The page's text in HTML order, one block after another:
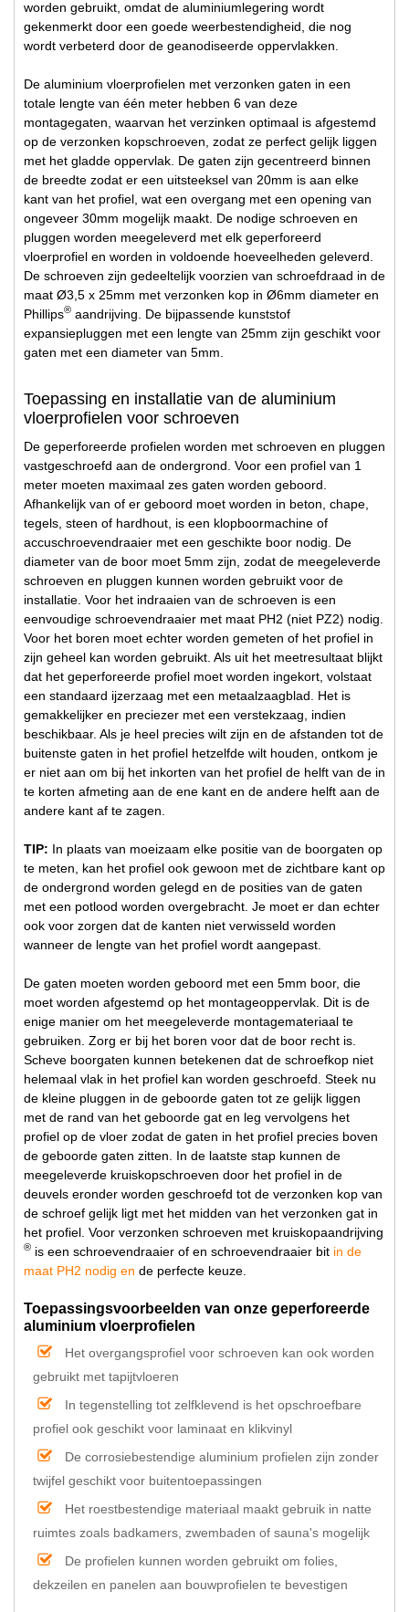
worden gebruikt, omdat de aluminiumlegering wordt
gekenmerkt door een goede weerbestendigheid, die nog
wordt verbeterd door de geanodiseerde oppervlakken.
De aluminium vloerprofielen met verzonken gaten in een
totale lengte van één meter hebben 6 van deze
montagegaten, waarvan het verzinken optimaal is afgestemd
op de verzonken kopschroeven, zodat ze perfect gelijk liggen
met het gladde oppervlak. De gaten zijn gecentreerd binnen
de breedte zodat er een uitsteeksel van 20mm is aan elke
kant van het profiel, wat een overgang met een opening van
ongeveer 30mm mogelijk maakt. De nodige schroeven en
pluggen worden meegeleverd met elk geperforeerd
vloerprofiel en worden in voldoende hoeveelheden geleverd.
De schroeven zijn gedeeltelijk voorzien van schroefdraad in de
maat Ø3,5 x 25mm met verzonken kop in Ø6mm diameter en
Phillips® aandrijving. De bijpassende kunststof
expansiepluggen met een lengte van 25mm zijn geschikt voor
gaten met een diameter van 5mm.
Toepassing en installatie van de aluminium
vloerprofielen voor schroeven
De geperforeerde profielen worden met schroeven en pluggen
vastgeschroefd aan de ondergrond. Voor een profiel van 1
meter moeten maximaal zes gaten worden geboord.
Afhankelijk van of er geboord moet worden in beton, chape,
tegels, steen of hardhout, is een klopboormachine of
accuschroevendraaier met een geschikte boor nodig. De
diameter van de boor moet 5mm zijn, zodat de meegeleverde
schroeven en pluggen kunnen worden gebruikt voor de
installatie. Voor het indraaien van de schroeven is een
eenvoudige schroevendraaier met maat PH2 (niet PZ2) nodig.
Voor het boren moet echter worden gemeten of het profiel in
zijn geheel kan worden gebruikt. Als uit het meetresultaat blijkt
dat het geperforeerde profiel moet worden ingekort, volstaat
een standaard ijzerzaag met een metaalzaagblad. Het is
gemakkelijker en preciezer met een verstekzaag, indien
beschikbaar. Als je heel precies wilt zijn en de afstanden tot de
buitenste gaten in het profiel hetzelfde wilt houden, ontkom je
er niet aan om bij het inkorten van het profiel de helft van de in
te korten afmeting aan de ene kant en de andere helft aan de
andere kant af te zagen.
TIP: In plaats van moeizaam elke positie van de boorgaten op
te meten, kan het profiel ook gewoon met de zichtbare kant op
de ondergrond worden gelegd en de posities van de gaten
met een potlood worden overgebracht. Je moet er dan echter
ook voor zorgen dat de kanten niet verwisseld worden
wanneer de lengte van het profiel wordt aangepast.
De gaten moeten worden geboord met een 5mm boor, die
moet worden afgestemd op het montageoppervlak. Dit is de
enige manier om het meegeleverde montagemateriaal te
gebruiken. Zorg er bij het boren voor dat de boor recht is.
Scheve boorgaten kunnen betekenen dat de schroefkop niet
helemaal vlak in het profiel kan worden geschroefd. Steek nu
de kleine pluggen in de geboorde gaten tot ze gelijk liggen
met de rand van het geboorde gat en leg vervolgens het
profiel op de vloer zodat de gaten in het profiel precies boven
de geboorde gaten zitten. In de laatste stap kunnen de
meegeleverde kruiskopschroeven door het profiel in de
deuvels eronder worden geschroefd tot de verzonken kop van
de schroef gelijk ligt met het midden van het verzonken gat in
het profiel. Voor verzonken schroeven met kruiskopaandrijving
® is een schroevendraaier of en schroevendraaier bit in de
maat PH2 nodig en de perfecte keuze.
Toepassingsvoorbeelden van onze geperforeerde
aluminium vloerprofielen
Het overgangsprofiel voor schroeven kan ook worden
gebruikt met tapijtvloeren
In tegenstelling tot zelfklevend is het opschroefbare
profiel ook geschikt voor laminaat en klikvinyl
De corrosiebestendige aluminium profielen zijn zonder
twijfel geschikt voor buitentoepassingen
Het roestbestendige materiaal maakt gebruik in natte
ruimtes zoals badkamers, zwembaden of sauna's mogelijk
De profielen kunnen worden gebruikt om folies,
dekzeilen en panelen aan bouwprofielen te bevestigen